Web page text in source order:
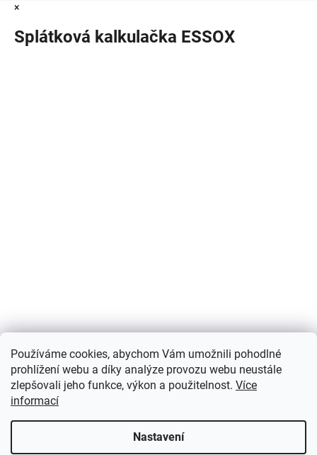
Používáme cookies, abychom Vám umožnili pohodlné
prohlížení webu a díky analýze provozu webu neustále
zlepšovali jeho funkce, výkon a použitelnost. Více
informací
Nastavení
×
Splátková kalkulačka ESSOX